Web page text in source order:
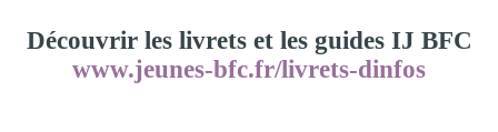
Découvrir les livrets et les guides IJ BFC
www.jeunes-bfc.fr/livrets-dinfos